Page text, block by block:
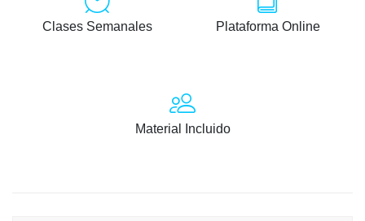
Clases Semanales Plataforma Online
Material Incluido